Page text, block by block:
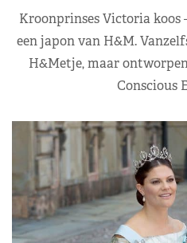
Kroonprinses Victoria koos
een japon van H&M.
H&Metje, maar
Conscious